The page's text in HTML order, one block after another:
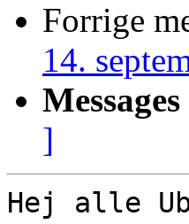
Forrige
14.
]
Hej alle